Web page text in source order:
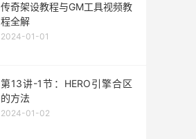
传奇架设教程与GM工具视频教
程全解
2024-01-01
第13讲-1节：HERO引擎合区
的方法
2024-01-02